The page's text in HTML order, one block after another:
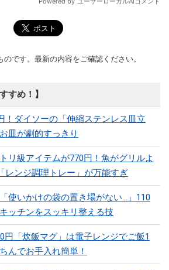
です。最新の内容をご確認ください。
すめ！】
！ダイソーの「伸縮ステンレス皿立
皿が劇的すっきり
リ級アイテムが770円！魚がグリルよ
レンジ調理トレー」が万能すぎ
使いかけの袋の置き場がない…」110
ッチンをスッキリ整える技
円「炊飯マグ」は電子レンジでご飯1
んでお手入れ簡単！